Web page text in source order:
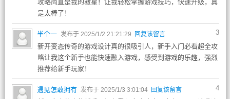
攻略简直是我的救星！让我轻松掌握游戏技巧，快速升级，真
是太棒了！
3
半个一 发布于 2025/1/2 21:21:29 回复该留言
新开变态传奇的游戏设计真的很吸引人，新手入门必看超全攻
略让我这个新手也能快速融入游戏，感受到游戏的乐趣，强烈
推荐给新手玩家！
4
遇见怎敢拥有 发布于 2025/1/3 3:01:04 回复该留言